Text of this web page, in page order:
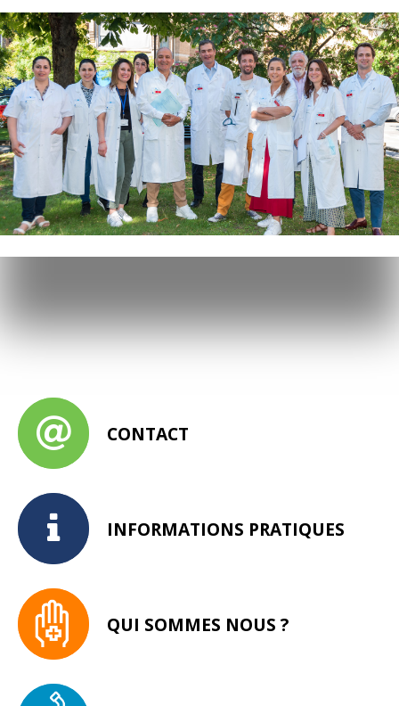
CONTACT
INFORMATIONS PRATIQUES
QUI SOMMES NOUS ?